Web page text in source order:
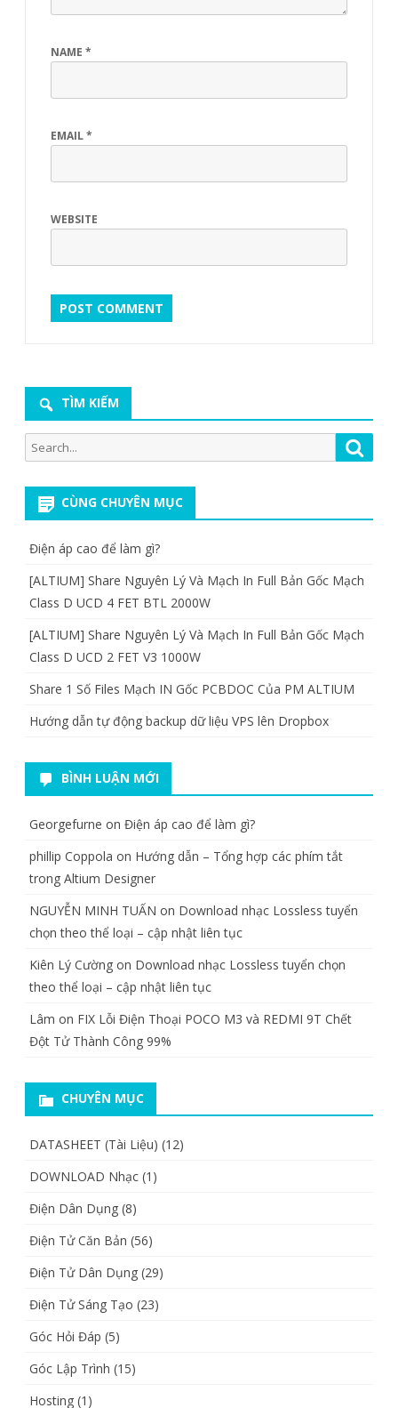
NAME *
EMAIL*
WEBSITE
TÌM KIẾM
Search
for:
CÙNG CHUYÊN MỤC
Điện áp cao để làm gì?
[ALTIUM] Share Nguyên Lý Và Mạch In Full Bản Gốc Mạch
Class D UCD 4 FET BTL 2000W
[ALTIUM] Share Nguyên Lý Và Mạch In Full Bản Gốc Mạch
Class D UCD 2 FET V3 1000W
Share 1 Số Files Mạch IN Gốc PCBDOC Của PM ALTIUM
Hướng dẫn tự động backup dữ liệu VPS lên Dropbox
BÌNH LUẬN MỚI
Georgefurne on Điện áp cao để làm gì?
phillip Coppola on Hướng dẫn – Tổng hợp các phím tắt
trong Altium Designer
NGUYỄN MINH TUẤN on Download nhạc Lossless tuyển
chọn theo thể loại – cập nhật liên tục
Kiên Lý Cường on Download nhạc Lossless tuyển chọn
theo thể loại – cập nhật liên tục
Lâm on FIX Lỗi Điện Thoại POCO M3 và REDMI 9T Chết
Đột Tử Thành Công 99%
CHUYÊN MỤC
DATASHEET (Tài Liệu) (12)
DOWNLOAD Nhạc (1)
Điện Dân Dụng (8)
Điện Tử Căn Bản (56)
Điện Tử Dân Dụng (29)
Điện Tử Sáng Tạo (23)
Góc Hỏi Đáp (5)
Góc Lập Trình (15)
Hosting (1)